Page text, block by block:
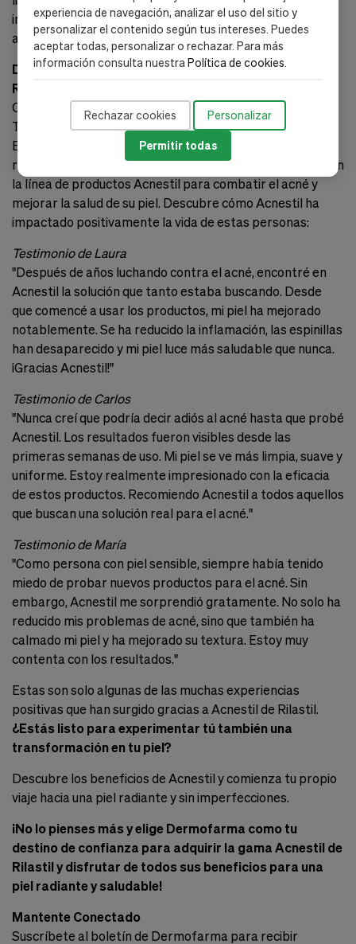
experiencia de navegación, analizar el uso del sitio y
personalizar el contenido según tus intereses. Puedes
aceptar todas, personalizar o rechazar. Para más
información consulta nuestraPolítica de cookies.
Rechazar cookies Personalizar
Permitir todas
imperfecciones, manteniendo tu piel saludable y libre de
acné.
Descubre las Experiencias Reales con Acnestil de
Rilastil
Conoce los Testimonios de Personas que Han
Transformado su Piel con Acnestil
En Rilastil, nos enorgullece compartir las experiencias
reales de nuestros clientes que han probado y confiado en
la línea de productos Acnestil para combatir el acné y
mejorar la salud de su piel. Descubre cómo Acnestil ha
impactado positivamente la vida de estas personas:
Testimonio de Laura
"Después de años luchando contra el acné, encontré en
Acnestil la solución que tanto estaba buscando. Desde
que comencé a usar los productos, mi piel ha mejorado
notablemente. Se ha reducido la inflamación, las espinillas
han desaparecido y mi piel luce más saludable que nunca.
¡Gracias Acnestil!"
Testimonio de Carlos
"Nunca creí que podría decir adiós al acné hasta que probé
Acnestil. Los resultados fueron visibles desde las
primeras semanas de uso. Mi piel se ve más limpia, suave y
uniforme. Estoy realmente impresionado con la eficacia
de estos productos. Recomiendo Acnestil a todos aquellos
que buscan una solución real para el acné."
Testimonio de María
"Como persona con piel sensible, siempre había tenido
miedo de probar nuevos productos para el acné. Sin
embargo, Acnestil me sorprendió gratamente. No solo ha
reducido mis problemas de acné, sino que también ha
calmado mi piel y ha mejorado su textura. Estoy muy
contenta con los resultados."
Estas son solo algunas de las muchas experiencias
positivas que han surgido gracias a Acnestil de Rilastil.
¿Estás listo para experimentar tú también una
transformación en tu piel?
Descubre los beneficios de Acnestil y comienza tu propio
viaje hacia una piel radiante y sin imperfecciones.
¡No lo pienses más y elige Dermofarma como tu
destino de confianza para adquirir la gama Acnestil de
Rilastil y disfrutar de todos sus beneficios para una
piel radiante y saludable!
Mantente Conectado
Suscríbete al boletín de Dermofarma para recibir